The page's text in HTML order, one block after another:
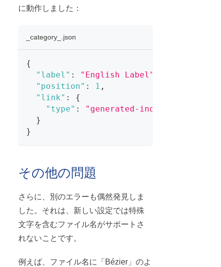
に動作しました：
_category_.json
{
"label" : "English Label"
"position" : 1 ,
"link" :
{
"type" :
"generated-index"
}
}
その他の問題
さらに、別のエラーも偶然発見しま
した。それは、新しい設定では特殊
文字を含むファイル名がサポートさ
れないことです。
例えば、ファイル名に「Bézier」のよ